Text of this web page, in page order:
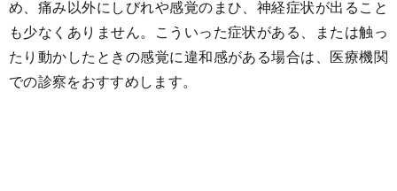
め、痛み以外にしびれや感覚のまひ、神経症状が出ること
も少なくありません。こういった症状がある、または触っ
たり動かしたときの感覚に違和感がある場合は、医療機関
での診察をおすすめします。